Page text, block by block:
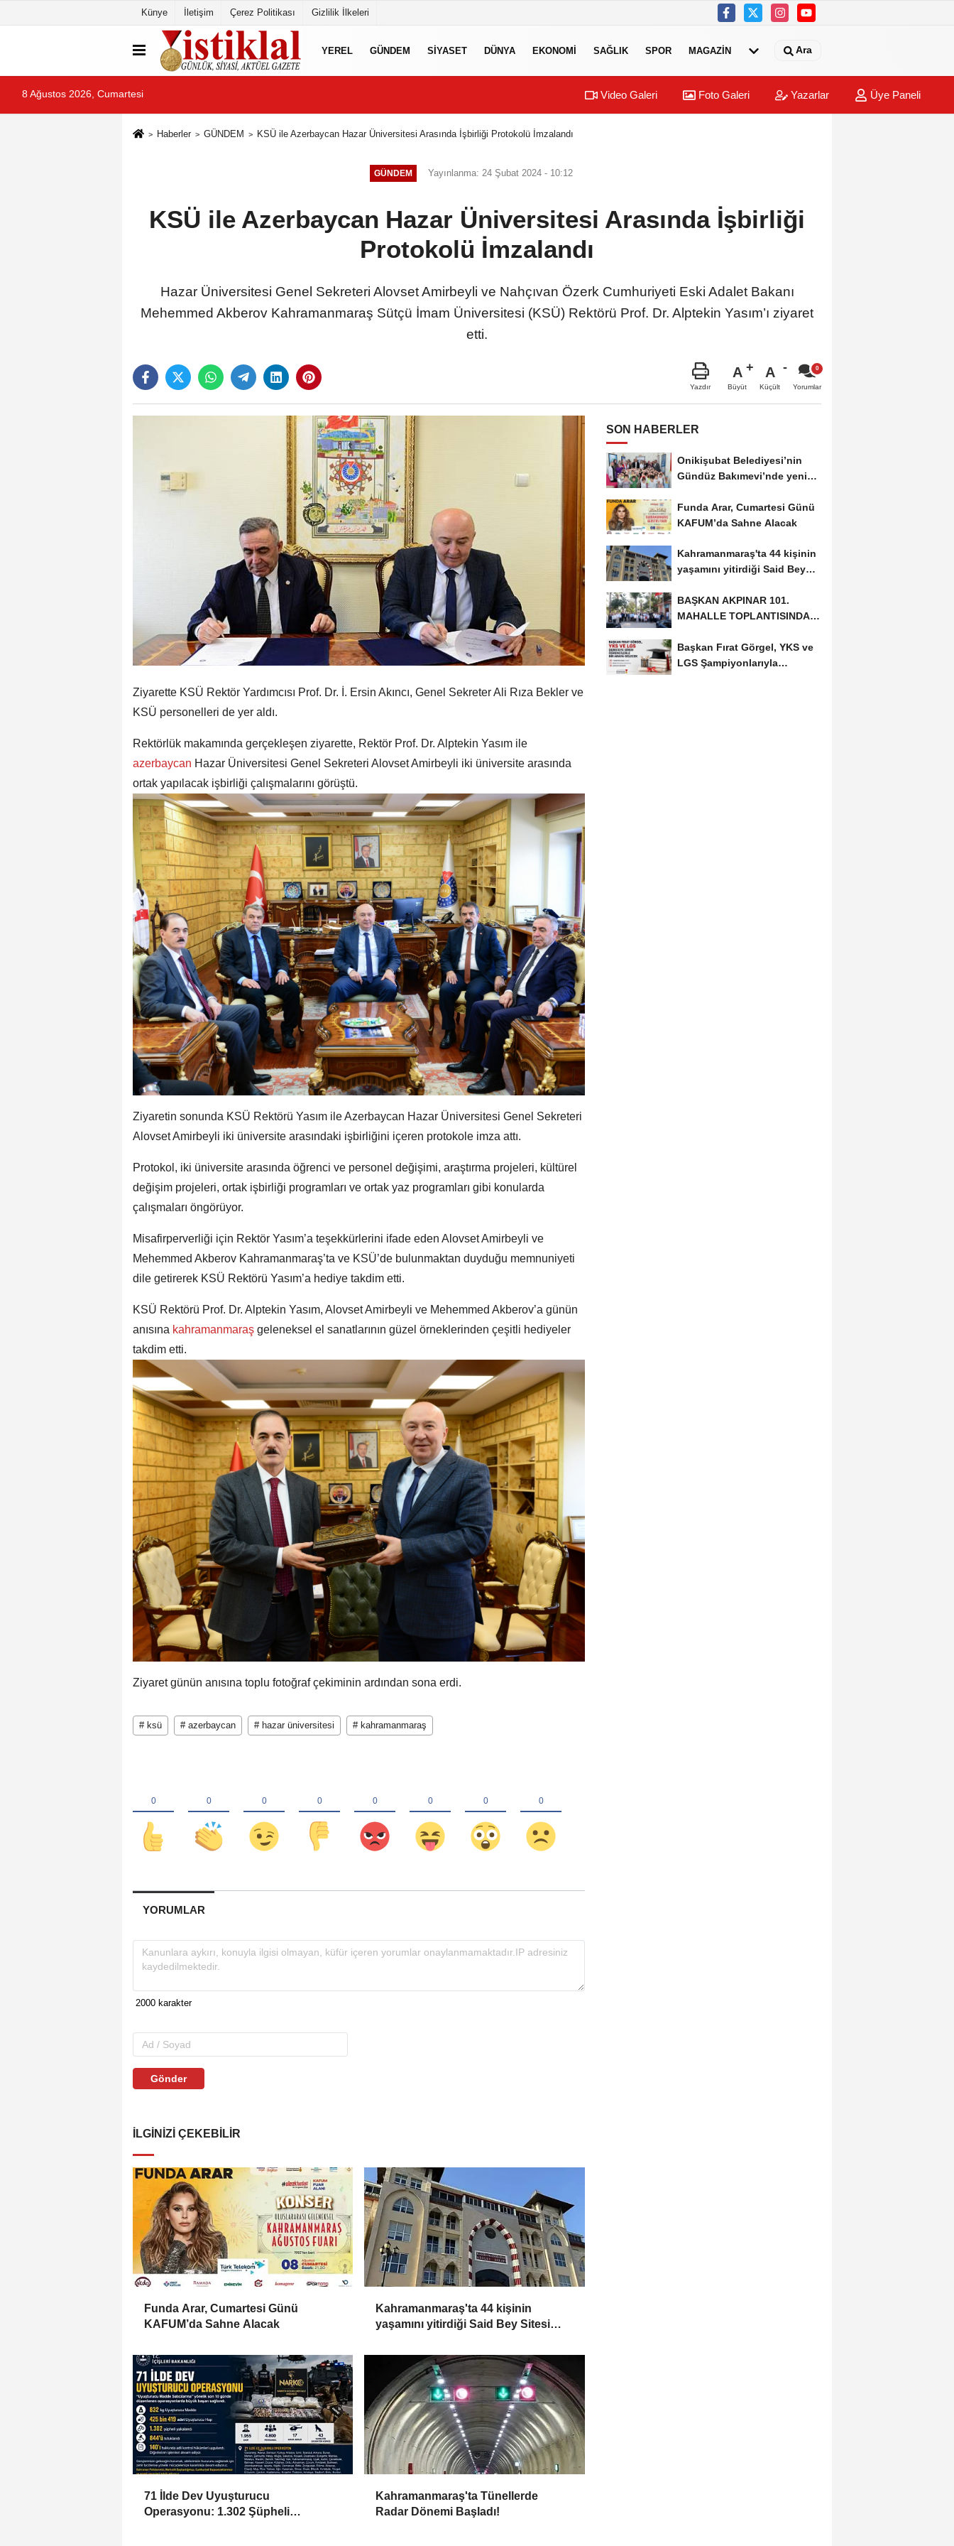
Künye İletişim Çerez Politikası Gizlilik İlkeleri
YEREL GÜNDEM SİYASET DÜNYA EKONOMİ SAĞLIK SPOR MAGAZİN Ara
8 Ağustos 2026, Cumartesi Video Galeri Foto Galeri Yazarlar Üye Paneli
Haberler GÜNDEM KSÜ ile Azerbaycan Hazar Üniversitesi Arasında İşbirliği Protokolü İmzalandı
GÜNDEM Yayınlanma: 24 Şubat 2024 - 10:12
KSÜ ile Azerbaycan Hazar Üniversitesi Arasında İşbirliği
Protokolü İmzalandı
Hazar Üniversitesi Genel Sekreteri Alovset Amirbeyli ve Nahçıvan Özerk Cumhuriyeti Eski Adalet Bakanı
Mehemmed Akberov Kahramanmaraş Sütçü İmam Üniversitesi (KSÜ) Rektörü Prof. Dr. Alptekin Yasım’ı ziyaret
etti.
Yazdır
A
Büyüt
A
Küçült Yorumlar
Ziyarette KSÜ Rektör Yardımcısı Prof. Dr. İ. Ersin Akıncı, Genel Sekreter Ali Rıza Bekler ve
KSÜ personelleri de yer aldı.
Rektörlük makamında gerçekleşen ziyarette, Rektör Prof. Dr. Alptekin Yasım ile
azerbaycan Hazar Üniversitesi Genel Sekreteri Alovset Amirbeyli iki üniversite arasında
ortak yapılacak işbirliği çalışmalarını görüştü.
Ziyaretin sonunda KSÜ Rektörü Yasım ile Azerbaycan Hazar Üniversitesi Genel Sekreteri
Alovset Amirbeyli iki üniversite arasındaki işbirliğini içeren protokole imza attı.
Protokol, iki üniversite arasında öğrenci ve personel değişimi, araştırma projeleri, kültürel
değişim projeleri, ortak işbirliği programları ve ortak yaz programları gibi konularda
çalışmaları öngörüyor.
Misafirperverliği için Rektör Yasım’a teşekkürlerini ifade eden Alovset Amirbeyli ve
Mehemmed Akberov Kahramanmaraş’ta ve KSÜ’de bulunmaktan duyduğu memnuniyeti
dile getirerek KSÜ Rektörü Yasım’a hediye takdim etti.
KSÜ Rektörü Prof. Dr. Alptekin Yasım, Alovset Amirbeyli ve Mehemmed Akberov’a günün
anısına kahramanmaraş geleneksel el sanatlarının güzel örneklerinden çeşitli hediyeler
takdim etti.
Ziyaret günün anısına toplu fotoğraf çekiminin ardından sona erdi.
# ksü # azerbaycan # hazar üniversitesi # kahramanmaraş
YORUMLAR
Gönder
İLGINIZI ÇEKEBILIR
Funda Arar, Cumartesi Günü
KAFUM’da Sahne Alacak
Kahramanmaraş'ta 44 kişinin
yaşamını yitirdiği Said Bey Sitesi
71 İlde Dev Uyuşturucu
Operasyonu: 1.302 Şüpheli
Kahramanmaraş'ta Tünellerde
Radar Dönemi Başladı!
SON HABERLER
Onikişubat Belediyesi’nin
Gündüz Bakımevi’nde yeni
Funda Arar, Cumartesi Günü
KAFUM’da Sahne Alacak
Kahramanmaraş'ta 44 kişinin
yaşamını yitirdiği Said Bey
BAŞKAN AKPINAR 101.
MAHALLE TOPLANTISINDA
SAKİNLERİYLE...
Başkan Fırat Görgel, YKS ve
LGS Şampiyonlarıyla